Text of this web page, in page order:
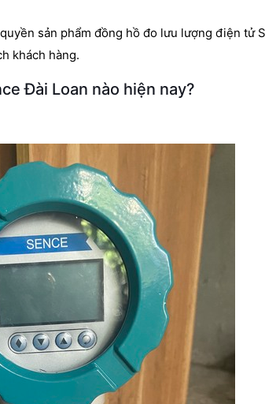
sản phẩm đồng hồ đo lưu lượng điện tử
khách hàng.
Đài Loan nào hiện nay?